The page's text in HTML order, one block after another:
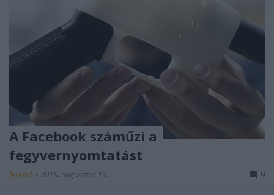
A Facebook száműzi a
fegyvernyomtatást
ferenck • 2018. augusztus 13. 9